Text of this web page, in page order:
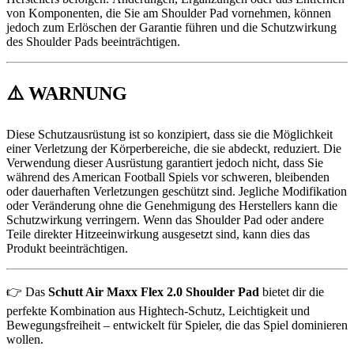
von Komponenten, die Sie am Shoulder Pad vornehmen, können
jedoch zum Erlöschen der Garantie führen und die Schutzwirkung
des Shoulder Pads beeinträchtigen.
⚠️ WARNUNG
Diese Schutzausrüstung ist so konzipiert, dass sie die Möglichkeit
einer Verletzung der Körperbereiche, die sie abdeckt, reduziert. Die
Verwendung dieser Ausrüstung garantiert jedoch nicht, dass Sie
während des American Football Spiels vor schweren, bleibenden
oder dauerhaften Verletzungen geschützt sind. Jegliche Modifikation
oder Veränderung ohne die Genehmigung des Herstellers kann die
Schutzwirkung verringern. Wenn das Shoulder Pad oder andere
Teile direkter Hitzeeinwirkung ausgesetzt sind, kann dies das
Produkt beeinträchtigen.
👉 Das Schutt Air Maxx Flex 2.0 Shoulder Pad bietet dir die
perfekte Kombination aus Hightech-Schutz, Leichtigkeit und
Bewegungsfreiheit – entwickelt für Spieler, die das Spiel dominieren
wollen.